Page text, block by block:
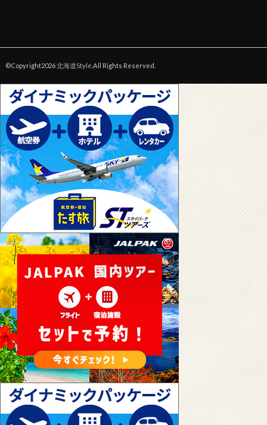
©Copyright2026北海道Style .All Rights Reserved.